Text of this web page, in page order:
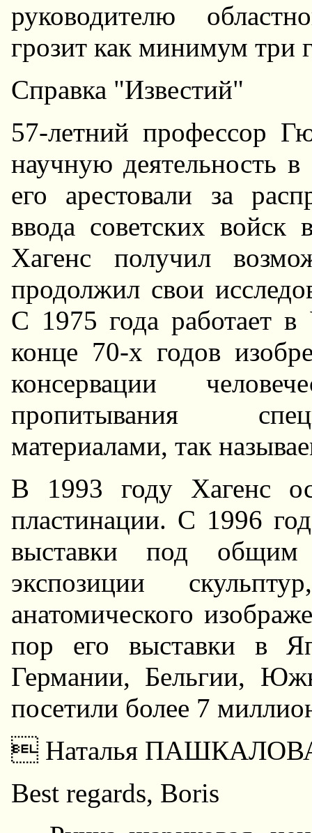
руководителю
грозит как минимум три
Справка "Известий"
57-летний профессор
научную деятельность
его арестовали за
ввода советских
Хагенс получил
продолжил свои
С 1975 года работает в
конце 70-х годов
консервации
пропитывания
материалами, так
В 1993 году Хагенс
пластинации. С 1996
выставки под
экспозиции
анатомического
пор его выставки в
Германии, Бельгии,
посетили более 7
 Hаталья
Best regards, Boris